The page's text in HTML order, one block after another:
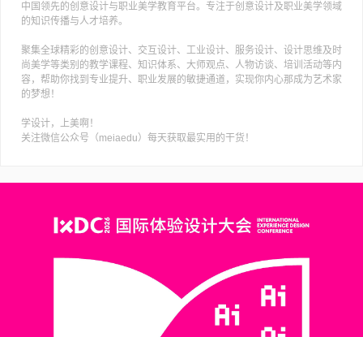
中国领先的创意设计与职业美学教育平台。专注于创意设计及职业美学领域
的知识传播与人才培养。
聚集全球精彩的创意设计、交互设计、工业设计、服务设计、设计思维及时
尚美学等类别的教学课程、知识体系、大师观点、人物访谈、培训活动等内
容，帮助你找到专业提升、职业发展的敏捷通道，实现你内心那成为艺术家
的梦想！
学设计，上美啊！
关注微信公众号（meiaedu）每天获取最实用的干货！